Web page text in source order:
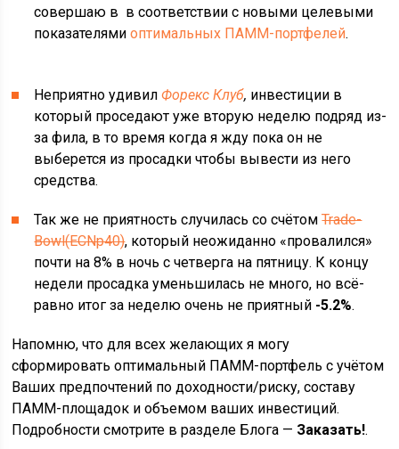
совершаю в в соответствии с новыми целевыми
показателямиоптимальных ПАММ-портфелей.
Неприятно удивилФорекс Клуб, инвестиции в
который проседают уже вторую неделю подряд из-
за фила, в то время когда я жду пока он не
выберется из просадки чтобы вывести из него
средства.
Так же не приятность случилась со счётомTrade-
Bowl(ECNp40), который неожиданно «провалился»
почти на 8% в ночь с четверга на пятницу. К концу
недели просадка уменьшилась не много, но всё-
равно итог за неделю очень не приятный -5.2%.
Напомню, что для всех желающих я могу
сформировать оптимальный ПАММ-портфель с учётом
Ваших предпочтений по доходности/риску, составу
ПАММ-площадок и объемом ваших инвестиций.
Подробности смотрите в разделе Блога — Заказать!.